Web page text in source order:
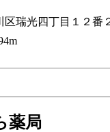
区瑞光四丁目１２番
薬局